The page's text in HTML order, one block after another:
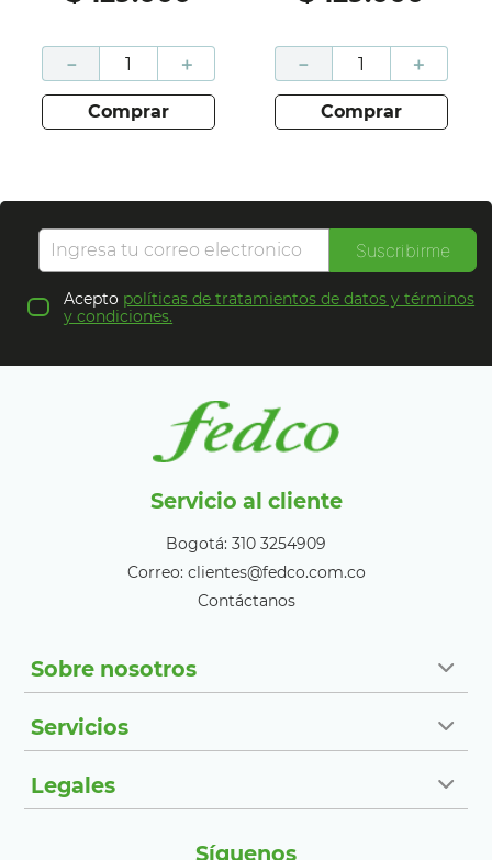
＋
－
comprar
＋
－
comprar
Suscribirme
Acepto políticas de tratamientos de datos y términos
y condiciones.
Servicio al cliente
Bogotá: 310 3254909
Correo: clientes@fedco.com.co
Contáctanos
Sobre nosotros
Servicios
Legales
Síguenos